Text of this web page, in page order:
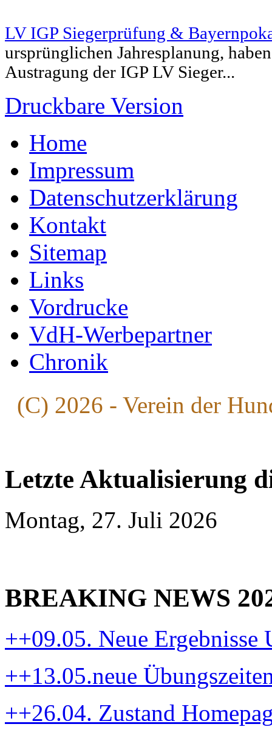
LV IGP Siegerprüfung &
ursprünglichen Jahresplanung,
Austragung der IGP LV Sieger...
Druckbare Version
Home
Impressum
Datenschutzerklärung
Kontakt
Sitemap
Links
Vordrucke
VdH-Werbepartner
Chronik
(C) 2026 - Verein der
Letzte Aktualisierung
Montag, 27. Juli 2026
BREAKING NEWS
++09.05. Neue Ergebnisse
++13.05.neue
++26.04. Zustand